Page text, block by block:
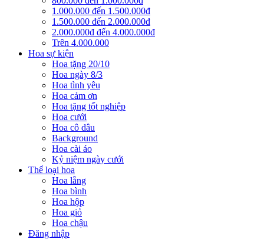
1.000.000 đến 1.500.000đ
1.500.000 đến 2.000.000đ
2.000.000đ đến 4.000.000đ
Trên 4.000.000
Hoa sự kiện
Hoa tặng 20/10
Hoa ngày 8/3
Hoa tình yêu
Hoa cảm ơn
Hoa tặng tốt nghiệp
Hoa cưới
Hoa cô dâu
Background
Hoa cài áo
Kỷ niệm ngày cưới
Thể loại hoa
Hoa lẵng
Hoa bình
Hoa hộp
Hoa giỏ
Hoa chậu
Đăng nhập